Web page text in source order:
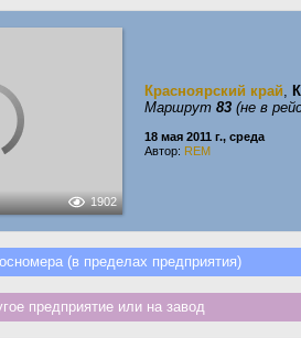
1902
Красноярский край,
Маршрут 83 (не в
18 мая 2011 г., среда
Автор: REM
(в пределах предприятия)
предприятие или на завод